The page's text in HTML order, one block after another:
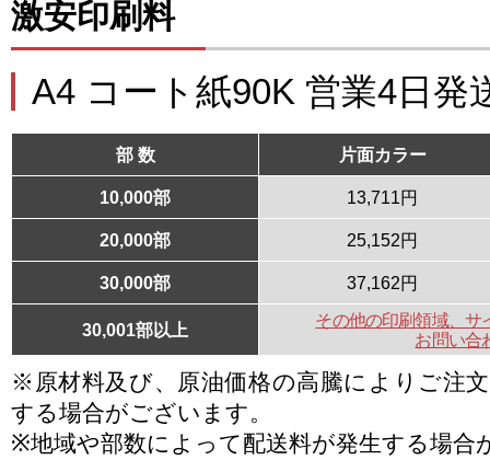
激安印刷料
A4 コート紙90K 営業4日発
部 数 片面カラー
10,000部 13,711円
20,000部 25,152円
30,000部 37,162円
30,001部以上
その他の印刷領域、サ
お問い合
※原材料及び、原油価格の高騰によりご注
する場合がございます。
※地域や部数によって配送料が発生する場合